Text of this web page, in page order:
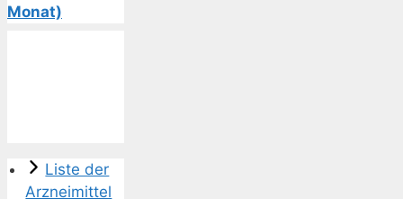
Monat)
Liste der
Arzneimittel